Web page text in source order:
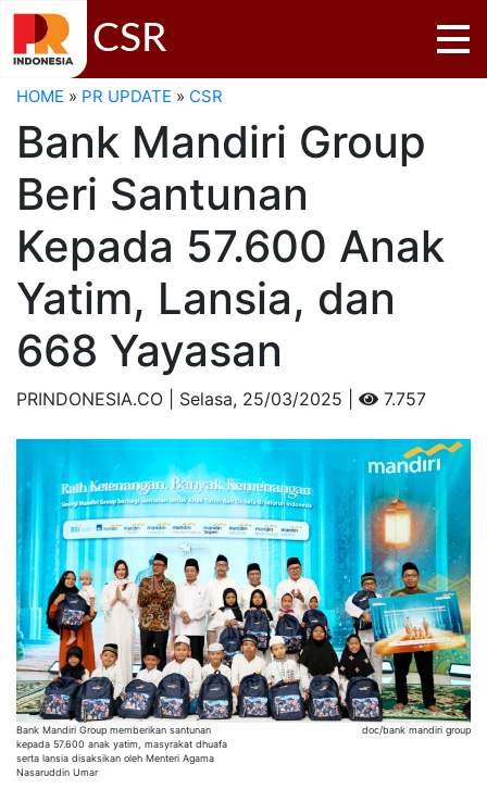
CSR
HOME » PR UPDATE » CSR
Bank Mandiri Group
Beri Santunan
Kepada 57.600 Anak
Yatim, Lansia, dan
668 Yayasan
PRINDONESIA.CO | Selasa, 25/03/2025 | 7.757
Bank Mandiri Group memberikan santunan
kepada 57.600 anak yatim, masyrakat dhuafa
serta lansia disaksikan oleh Menteri Agama
Nasaruddin Umar
doc/bank mandiri group